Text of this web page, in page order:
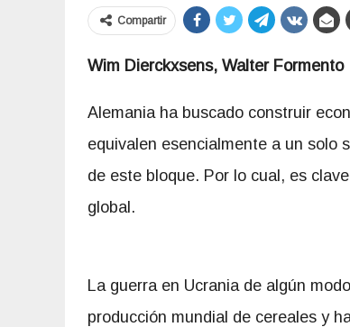
Compartir
Wim Dierckxsens, Walter Formento
Alemania ha buscado construir
equivalen esencialmente a un solo
de este bloque. Por lo cual, es
global.
La guerra en Ucrania de algún
producción mundial de cereales y